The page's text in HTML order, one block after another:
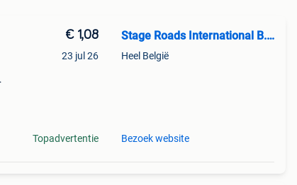
€ 1,08
23 jul 26
Topadvertentie
Stage Roads International B.V.
Heel België
Bezoek website